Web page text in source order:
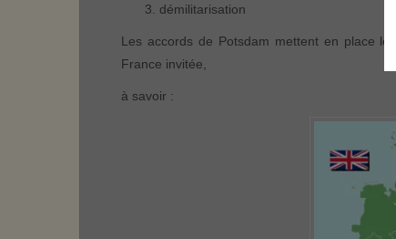
démilitarisation
Les accords de Potsdam mettent en place
France invitée,
à savoir :